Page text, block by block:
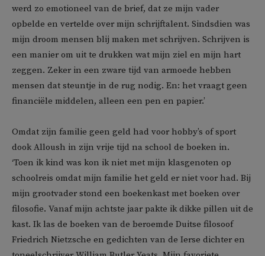
werd zo emotioneel van de brief, dat ze mijn vader
opbelde en vertelde over mijn schrijftalent. Sindsdien was
mijn droom mensen blij maken met schrijven. Schrijven is
een manier om uit te drukken wat mijn ziel en mijn hart
zeggen. Zeker in een zware tijd van armoede hebben
mensen dat steuntje in de rug nodig. En: het vraagt geen
financiële middelen, alleen een pen en papier.’
Omdat zijn familie geen geld had voor hobby’s of sport
dook Alloush in zijn vrije tijd na school de boeken in.
‘Toen ik kind was kon ik niet met mijn klasgenoten op
schoolreis omdat mijn familie het geld er niet voor had. Bij
mijn grootvader stond een boekenkast met boeken over
filosofie. Vanaf mijn achtste jaar pakte ik dikke pillen uit de
kast. Ik las de boeken van de beroemde Duitse filosoof
Friedrich Nietzsche en gedichten van de Ierse dichter en